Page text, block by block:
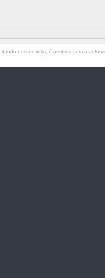
nossos links, é proibida sem a